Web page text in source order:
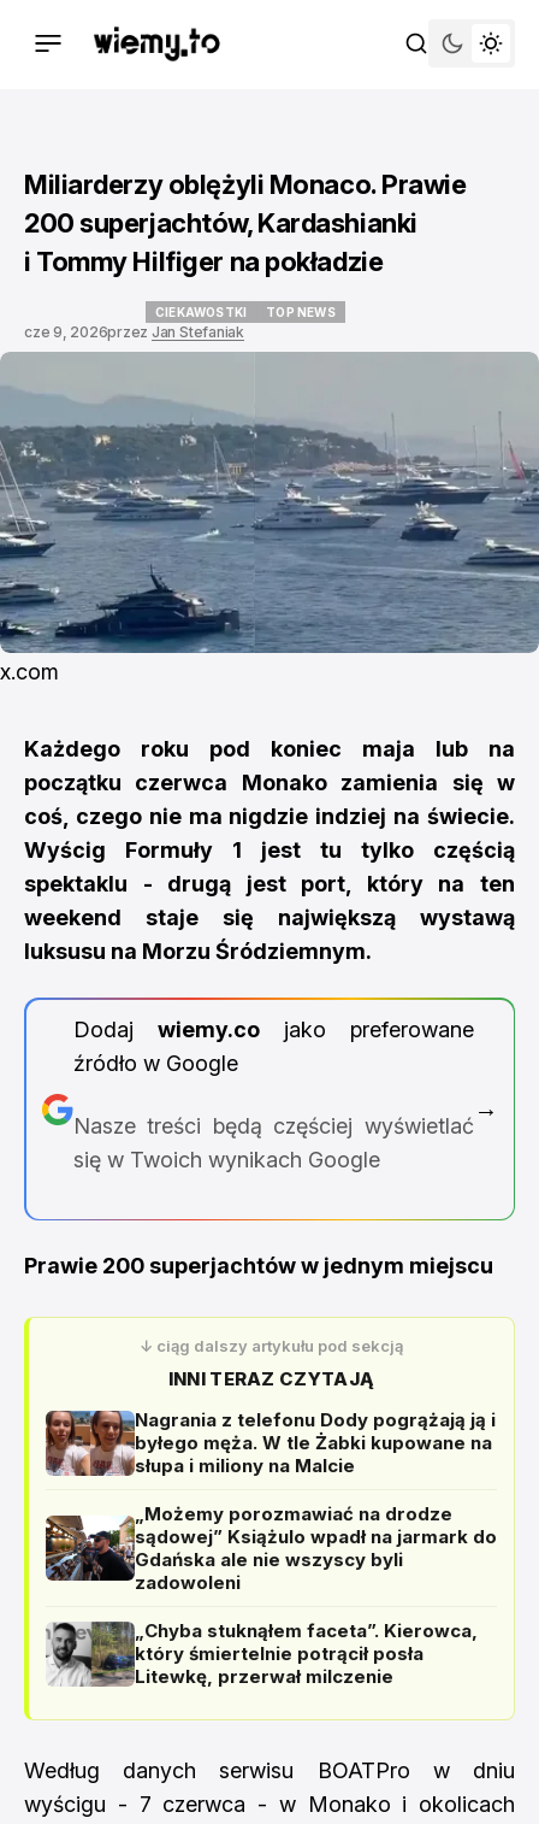
Miliarderzy oblężyli Monaco. Prawie
200 superjachtów, Kardashianki
i Tommy Hilfiger na pokładzie
CIEKAWOSTKI TOP NEWS
cze 9, 2026przez Jan Stefaniak
x.com
Każdego roku pod koniec maja lub na
początku czerwca Monako zamienia się w
coś, czego nie ma nigdzie indziej na świecie.
Wyścig Formuły 1 jest tu tylko częścią
spektaklu - drugą jest port, który na ten
weekend staje się największą wystawą
luksusu na Morzu Śródziemnym.
Dodaj wiemy.cojako preferowane
źródło w Google
Nasze treści będą częściej wyświetlać
się w Twoich wynikach Google
→
Prawie 200 superjachtów w jednym miejscu
↓ ciąg dalszy artykułu pod sekcją
INNI TERAZ CZYTAJĄ
Nagrania z telefonu Dody pogrążają ją i
byłego męża. W tle Żabki kupowane na
słupa i miliony na Malcie
„Możemy porozmawiać na drodze
sądowej” Książulo wpadł na jarmark do
Gdańska ale nie wszyscy byli
zadowoleni
„Chyba stuknąłem faceta”. Kierowca,
który śmiertelnie potrącił posła
Litewkę, przerwał milczenie
Według danych serwisu BOATPro w dniu
wyścigu - 7 czerwca - w Monako i okolicach